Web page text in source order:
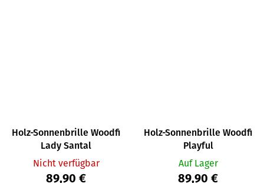
Holz-Sonnenbrille Woodfi
Lady Santal
Nicht verfügbar
89,90 €
Holz-Sonnenbrille Woodfi
Playful
Auf Lager
89,90 €